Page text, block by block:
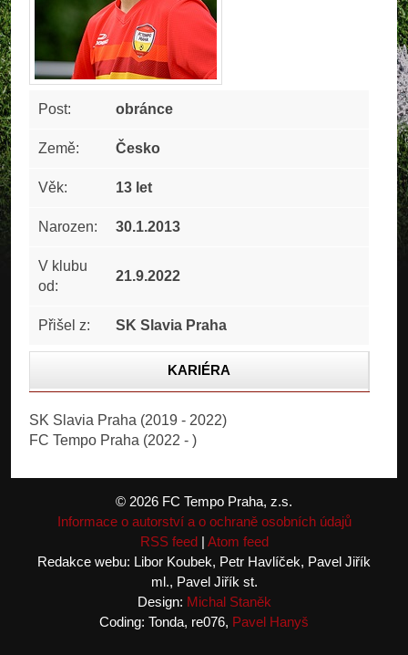
Post: obránce
Země: Česko
Věk: 13 let
Narozen: 30.1.2013
V klubu
od:
21.9.2022
Přišel z: SK Slavia Praha
KARIÉRA
FOTOGALERIE
SK Slavia Praha (2019 - 2022)
FC Tempo Praha (2022 - )
© 2026 FC Tempo Praha, z.s.
Informace o autorství a o ochraně osobních údajů
RSS feed| Atom feed
Redakce webu: Libor Koubek, Petr Havlíček, Pavel Jiřík
ml., Pavel Jiřík st.
Design: Michal Staněk
Coding: Tonda, re076, Pavel Hanyš